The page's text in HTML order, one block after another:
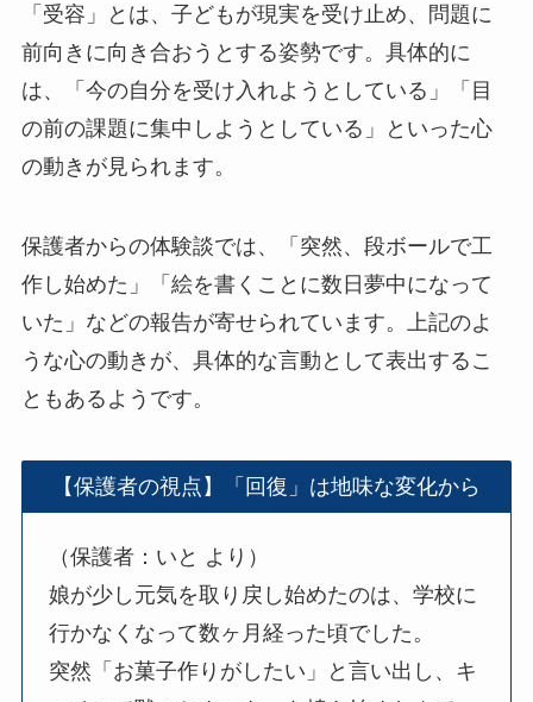
「受容」とは、子どもが現実を受け止め、問題に
前向きに向き合おうとする姿勢です。具体的に
は、「今の自分を受け入れようとしている」「目
の前の課題に集中しようとしている」といった心
の動きが見られます。
保護者からの体験談では、「突然、段ボールで工
作し始めた」「絵を書くことに数日夢中になって
いた」などの報告が寄せられています。上記のよ
うな心の動きが、具体的な言動として表出するこ
ともあるようです。
【保護者の視点】「回復」は地味な変化から
（保護者：いと より）
娘が少し元気を取り戻し始めたのは、学校に
行かなくなって数ヶ月経った頃でした。
突然「お菓子作りがしたい」と言い出し、キ